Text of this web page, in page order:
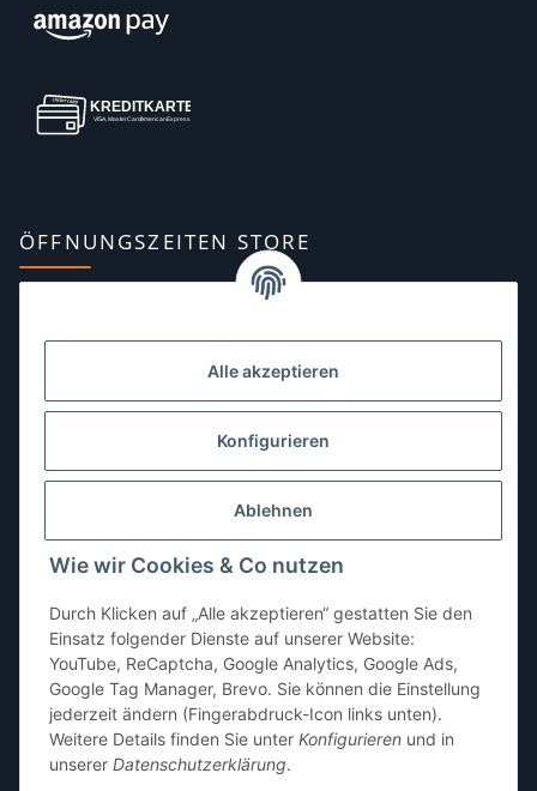
Alle akzeptieren
Konfigurieren
Ablehnen
Wie wir Cookies & Co nutzen
Durch Klicken auf „Alle akzeptieren“ gestatten Sie den
Einsatz folgender Dienste auf unserer Website:
YouTube, ReCaptcha, Google Analytics, Google Ads,
Google Tag Manager, Brevo. Sie können die Einstellung
jederzeit ändern (Fingerabdruck-Icon links unten).
Weitere Details finden Sie unter Konfigurieren und in
unserer Datenschutzerklärung.
ÖFFNUNGSZEITEN STORE
10:00–13:00, 14:00–18:00 Uhr
Dienstag:10:00–13:00, 14:00–16:00 Uhr
10:00–13:00 Uhr
Freitag:10:00–13:00, 14:00–18:00 Uhr
Sonntag: geschlossen
* Alle Preise inkl. gesetzlicher USt., zzgl.Versand